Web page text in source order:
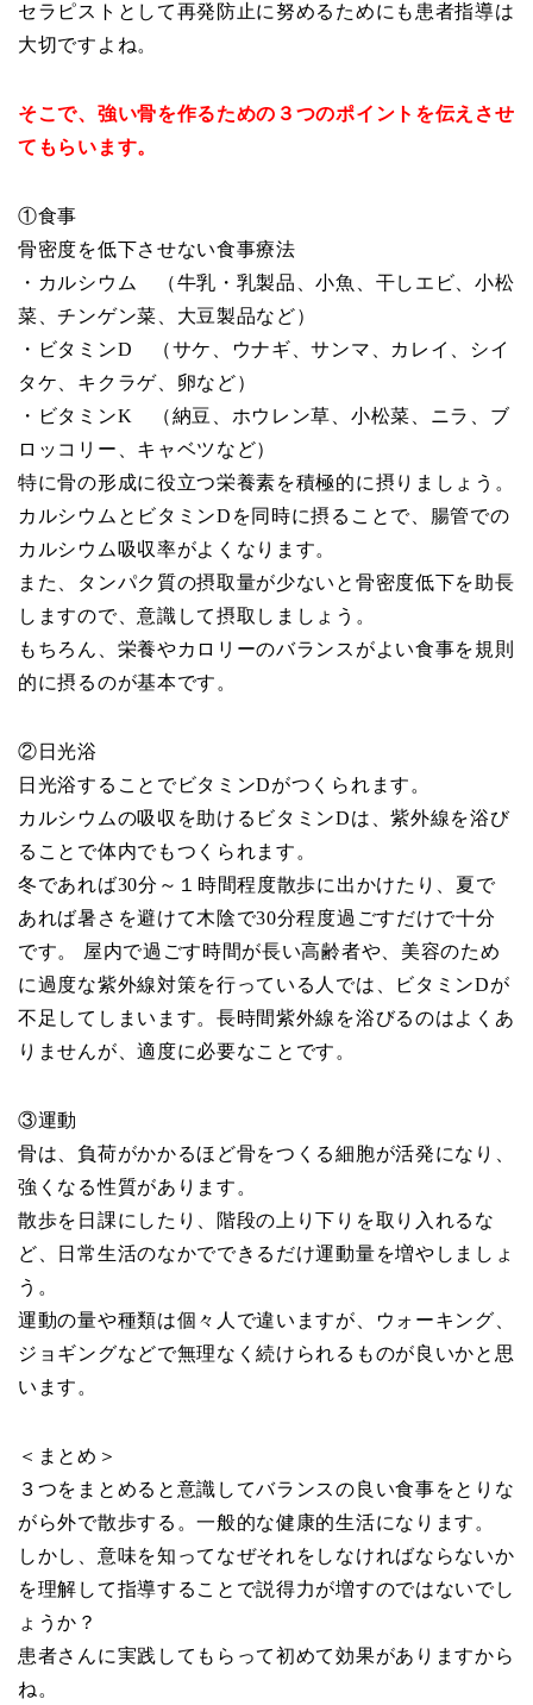
セラピストとして再発防止に努めるためにも患者指導は
大切ですよね。
そこで、強い骨を作るための３つのポイントを伝えさせ
てもらいます。
①食事
骨密度を低下させない食事療法
・カルシウム （牛乳・乳製品、小魚、干しエビ、小松
菜、チンゲン菜、大豆製品など）
・ビタミンD （サケ、ウナギ、サンマ、カレイ、シイ
タケ、キクラゲ、卵など）
・ビタミンK （納豆、ホウレン草、小松菜、ニラ、ブ
ロッコリー、キャベツなど）
特に骨の形成に役立つ栄養素を積極的に摂りましょう。
カルシウムとビタミンDを同時に摂ることで、腸管での
カルシウム吸収率がよくなります。
また、タンパク質の摂取量が少ないと骨密度低下を助長
しますので、意識して摂取しましょう。
もちろん、栄養やカロリーのバランスがよい食事を規則
的に摂るのが基本です。
②日光浴
日光浴することでビタミンDがつくられます。
カルシウムの吸収を助けるビタミンDは、紫外線を浴び
ることで体内でもつくられます。
冬であれば30分～１時間程度散歩に出かけたり、夏で
あれば暑さを避けて木陰で30分程度過ごすだけで十分
です。 屋内で過ごす時間が長い高齢者や、美容のため
に過度な紫外線対策を行っている人では、ビタミンDが
不足してしまいます。長時間紫外線を浴びるのはよくあ
りませんが、適度に必要なことです。
③運動
骨は、負荷がかかるほど骨をつくる細胞が活発になり、
強くなる性質があります。
散歩を日課にしたり、階段の上り下りを取り入れるな
ど、日常生活のなかでできるだけ運動量を増やしましょ
う。
運動の量や種類は個々人で違いますが、ウォーキング、
ジョギングなどで無理なく続けられるものが良いかと思
います。
＜まとめ＞
３つをまとめると意識してバランスの良い食事をとりな
がら外で散歩する。一般的な健康的生活になります。
しかし、意味を知ってなぜそれをしなければならないか
を理解して指導することで説得力が増すのではないでし
ょうか？
患者さんに実践してもらって初めて効果がありますから
ね。